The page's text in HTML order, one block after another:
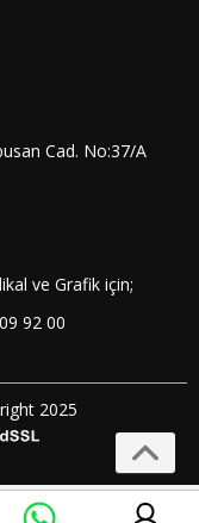
Cad. No:37/A
ve Grafik için;
92 00
2025